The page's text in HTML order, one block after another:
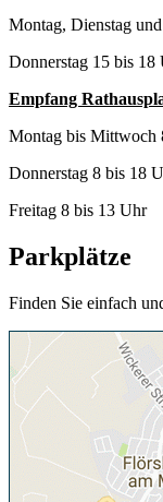
Montag, Dienstag
Donnerstag 15 bis 18
Empfang
Montag bis Mittwoch
Donnerstag 8 bis 18
Freitag 8 bis 13 Uhr
Parkplätze
Finden Sie einfach